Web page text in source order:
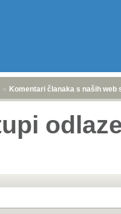
» Komentari članaka s naših web